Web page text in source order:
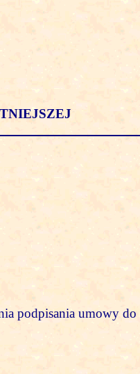
podpisania umowy